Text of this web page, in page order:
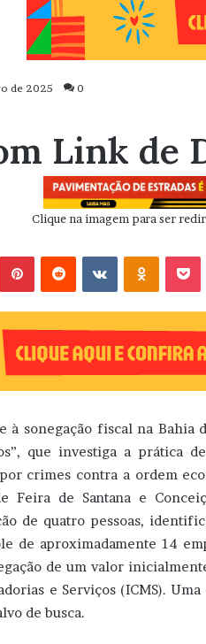
de 2025 0
Link de
Clique na imagem para ser
VK OK
à sonegação fiscal na Bahia
que investiga a prática
crimes contra a ordem
Feira de Santana e
de quatro pessoas,
de aproximadamente 14
de um valor
e Serviços (ICMS).
de busca.